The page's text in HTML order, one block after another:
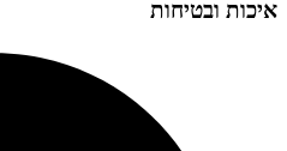
איכות ובטיחות